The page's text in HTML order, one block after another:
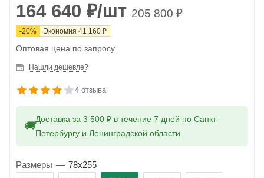
164 640 ₽/шт 205 800₽
-20% Экономия 41 160 ₽
Оптовая цена по запросу.
Нашли дешевле?
4 отзыва
🚚
Доставка за 3 500 ₽ в течение 7 дней по Санкт-
Петербургу и Ленинградской области
Размеры — 78x255